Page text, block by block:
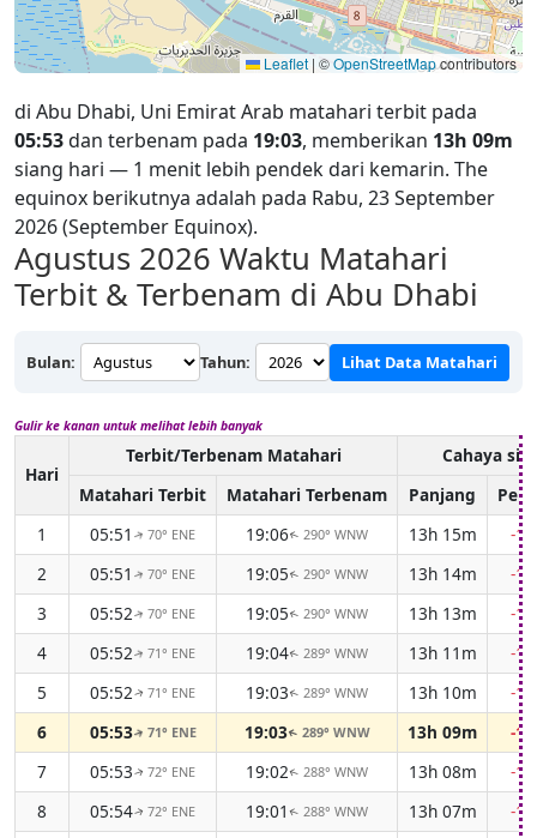
Leaflet | ©OpenStreetMapcontributors
di Abu Dhabi, Uni Emirat Arab matahari terbit pada
05:53dan terbenam pada 19:03, memberikan 13h 09m
siang hari — 1 menit lebih pendek dari kemarin. The
equinox berikutnya adalah pada Rabu, 23 September
2026 (September Equinox).
Agustus 2026 Waktu Matahari
Terbit & Terbenam di Abu Dhabi
Bulan: Tahun: Lihat Data Matahari
Gulir ke kanan untuk melihat lebih banyak
Hari
Terbit/Terbenam Matahari
Cahaya
Matahari Terbit
Matahari Terbenam Panjang
1
05:51 ↑70° ENE 19:06↑ 290° WNW 13h 15m
-
2
05:51 ↑70° ENE 19:05↑ 290° WNW 13h 14m
-
3
05:52↑70° ENE 19:05↑ 290° WNW 13h 13m
-
4
05:52↑71° ENE 19:04↑ 289° WNW 13h 11m
-
5
05:52↑71° ENE 19:03↑ 289° WNW 13h 10m
-
6
05:53↑ 71° ENE 19:03↑ 289° WNW 13h 09m
-
7
05:53↑72° ENE 19:02↑ 288° WNW 13h 08m
-
8
05:54↑72° ENE 19:01 ↑ 288° WNW 13h 07m
-